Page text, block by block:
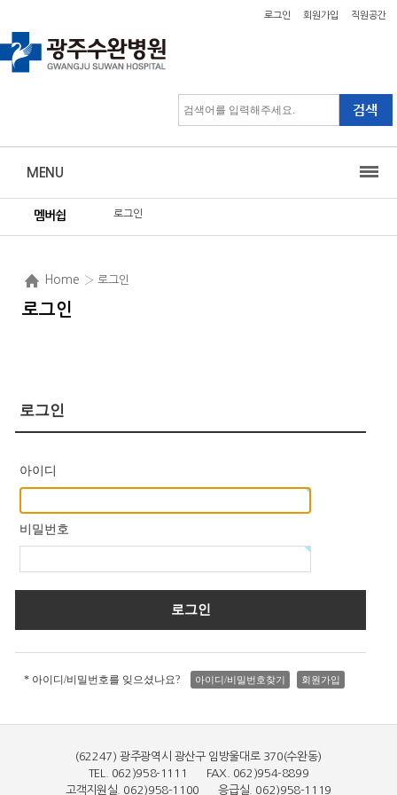
로그인 회원가입 직원공간
MENU
멤버쉽 로그인
Home › 로그인
로그인
로그인
아이디
비밀번호
* 아이디/비밀번호를 잊으셨나요? 아이디/비밀번호찾기 회원가입
(62247) 광주광역시 광산구 임방울대로 370(수완동)
TEL. 062)958-1111 FAX. 062)954-8899
고객지원실. 062)958-1100 응급실. 062)958-1119